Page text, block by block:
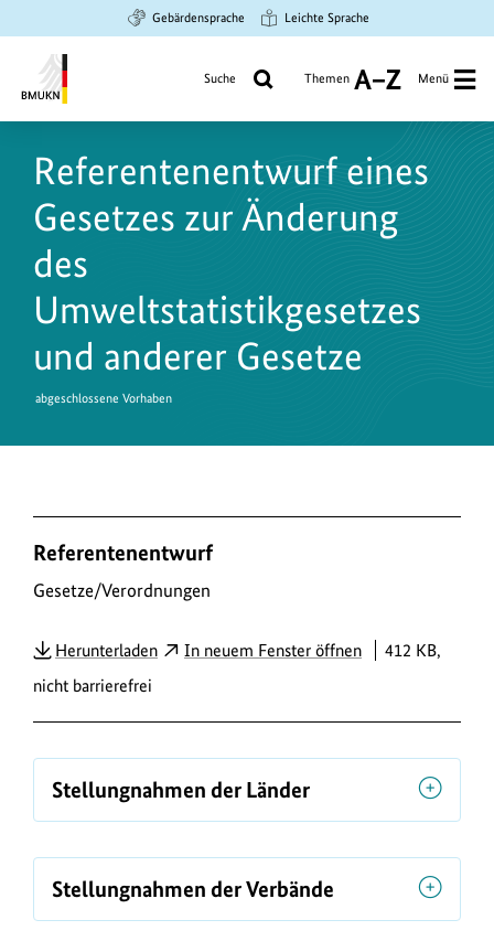
Hauptinhalt
springen
Suche
springen
Hauptnavigation
springen
Gebärdensprache Leichte Sprache
Umwelt,
Naturschutz
nukleare
Sicherheit
Suche Themen
A
Z
Menü
Referentenentwurf eines
Gesetzes zur Änderung
des
Umweltstatistikgesetzes
und anderer Gesetze
abgeschlossene Vorhaben
o
w
l
o
a
d
/
L
n
Referentenentwurf
Gesetze/Verordnungen
HerunterladenPDFIn neuem Fenster öffnen
412 KB,
nicht barrierefrei
Stellungnahmen der Länder
Stellungnahmen der Verbände